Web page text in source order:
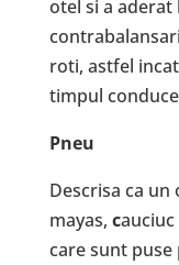
otel si a aderat
roti, astfel
timpul
Pneu
Descrisa ca un
mayas, c
care sunt